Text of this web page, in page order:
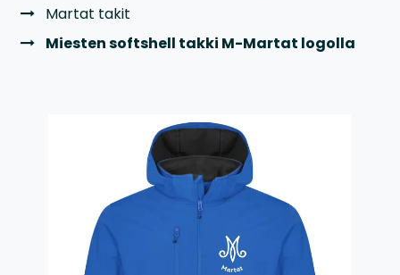
Martat takit
Miesten softshell takki M-Martat logolla